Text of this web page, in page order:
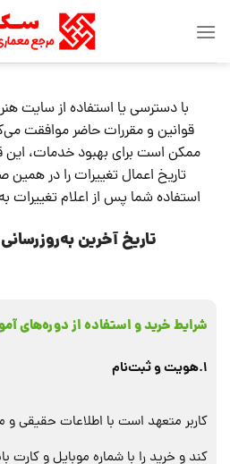
با دسترسی یا استفاده از سایت
قوانین و مقررات حاضر موافقت
ممکن است برای بهبود خدمات، این
تاریخ اعمال تغییرات را در
استفاده شما پس از اعلام تغییرات
تاریخ آخرین به‌روزرسانی: 1404/
شرایط خرید و استفاده از دوره‌های
1.هویت و ثبت‌نام
کاربر متعهد است با اطلاعات حقیقی و
کند و خرید را با شماره موبایل و کارت